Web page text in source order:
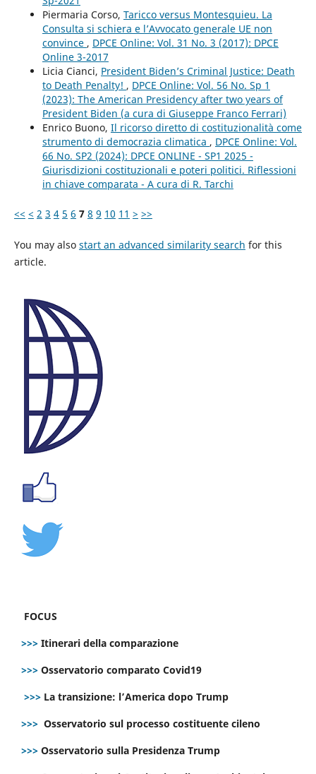
Piermaria Corso, Taricco versus Montesquieu. La
Consulta si schiera e l’Avvocato generale UE non
convince , DPCE Online: Vol. 31 No. 3 (2017): DPCE
Online 3-2017
Licia Cianci, President Biden’s Criminal Justice: Death
to Death Penalty! , DPCE Online: Vol. 56 No. Sp 1
(2023): The American Presidency after two years of
President Biden (a cura di Giuseppe Franco Ferrari)
Enrico Buono, Il ricorso diretto di costituzionalità come
strumento di democrazia climatica , DPCE Online: Vol.
66 No. SP2 (2024): DPCE ONLINE - SP1 2025 -
Giurisdizioni costituzionali e poteri politici. Riflessioni
in chiave comparata - A cura di R. Tarchi
<< < 2 3 4 5 6 7 8 9 10 11 > >>
You may also start an advanced similarity search for this
article.
FOCUS
>>> Itinerari della comparazione
>>> Osservatorio comparato Covid19
>>> La transizione: l’America dopo Trump
>>> Osservatorio sul processo costituente cileno
>>> Osservatorio sulla Presidenza Trump